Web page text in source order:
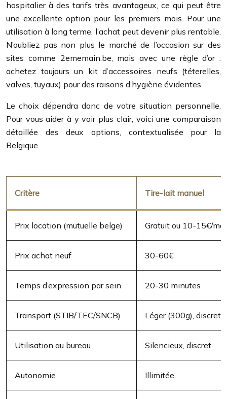
hospitalier à des tarifs très avantageux, ce qui peut être
une excellente option pour les premiers mois. Pour une
utilisation à long terme, l’achat peut devenir plus rentable.
N’oubliez pas non plus le marché de l’occasion sur des
sites comme 2ememain.be, mais avec une règle d’or :
achetez toujours un kit d’accessoires neufs (téterelles,
valves, tuyaux) pour des raisons d’hygiène évidentes.
Le choix dépendra donc de votre situation personnelle.
Pour vous aider à y voir plus clair, voici une comparaison
détaillée des deux options, contextualisée pour la
Belgique.
Critère Tire-lait manuel
Prix location (mutuelle belge) Gratuit ou 10-15€/
Prix achat neuf 30-60€
Temps d’expression par sein 20-30 minutes
Transport (STIB/TEC/SNCB) Léger (300g), discret
Utilisation au bureau Silencieux, discret
Autonomie Illimitée